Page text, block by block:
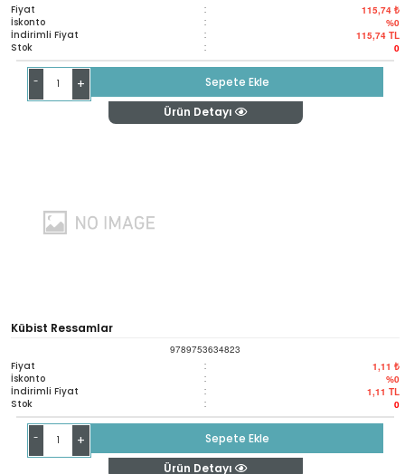
Fiyat : 115,74 ₺
İskonto : %0
İndirimli Fiyat : 115,74 TL
Stok : 0
- +
Sepete Ekle
Ürün Detayı
Kübist Ressamlar
9789753634823
Fiyat : 1,11 ₺
İskonto : %0
İndirimli Fiyat : 1,11 TL
Stok : 0
- +
Sepete Ekle
Ürün Detayı